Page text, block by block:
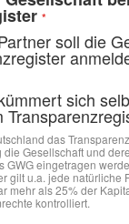
soll die
sich
das
Gesellschaft und
GWG eingetragen
gilt u.a. jede natürliche
mehr als 25% der
kontrolliert.